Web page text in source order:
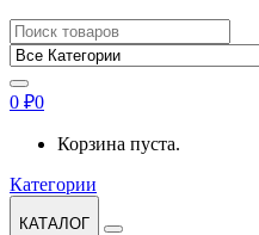
Найти:
0 ₽0
Корзина пуста.
Категории
КАТАЛОГ